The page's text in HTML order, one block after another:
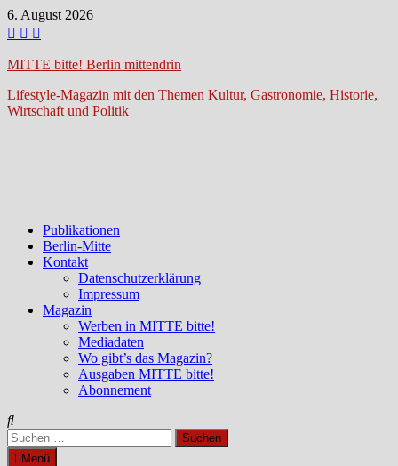
Zum
Inhalt
6. August 2026
MITTE bitte! Berlin mittendrin
Lifestyle-Magazin mit den Themen Kultur, Gastronomie, Historie,
Wirtschaft und Politik
Publikationen
Berlin-Mitte
Kontakt
Datenschutzerklärung
Impressum
Magazin
Werben in MITTE bitte!
Mediadaten
Wo gibt’s das Magazin?
Ausgaben MITTE bitte!
Abonnement
Suchen
nach:Menü